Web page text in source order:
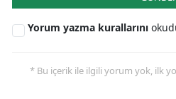
Yorum yazma kurallarını
* Bu içerik ile ilgili yorum yok, ilk